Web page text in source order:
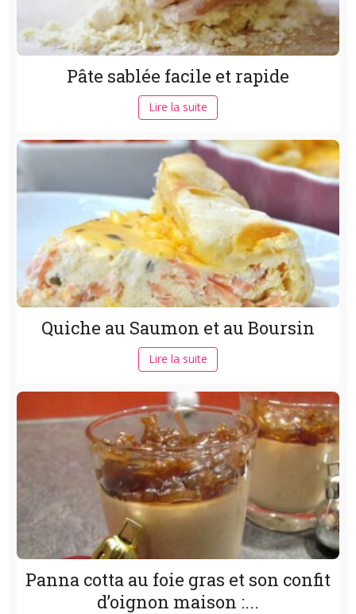
Pâte sablée facile et rapide
Lire la suite
Quiche au Saumon et au Boursin
Lire la suite
Panna cotta au foie gras et son confit
d’oignon maison :...